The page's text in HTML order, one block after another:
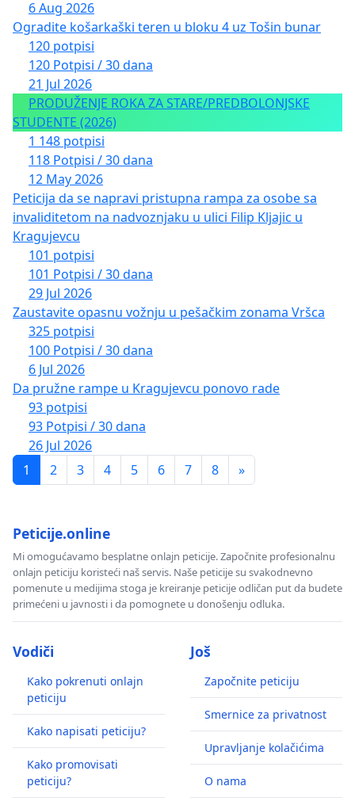
6 Aug 2026
Ogradite košarkaški teren u bloku 4 uz Tošin bunar
120 potpisi
120 Potpisi / 30 dana
21 Jul 2026
PRODUŽENJE ROKA ZA STARE/PREDBOLONJSKE
STUDENTE (2026)
1 148 potpisi
118 Potpisi / 30 dana
12 May 2026
Peticija da se napravi pristupna rampa za osobe sa
invaliditetom na nadvoznjaku u ulici Filip Kljajic u
Kragujevcu
101 potpisi
101 Potpisi / 30 dana
29 Jul 2026
Zaustavite opasnu vožnju u pešačkim zonama Vršca
325 potpisi
100 Potpisi / 30 dana
6 Jul 2026
Da pružne rampe u Kragujevcu ponovo rade
93 potpisi
93 Potpisi / 30 dana
26 Jul 2026
1
2 3 4 5 6 7 8 »
Peticije.online
Mi omogućavamo besplatne onlajn peticije. Započnite profesionalnu
onlajn peticiju koristeći naš servis. Naše peticije su svakodnevno
pomenute u medijima stoga je kreiranje peticije odličan put da budete
primećeni u javnosti i da pomognete u donošenju odluka.
Vodiči
Kako pokrenuti onlajn
peticiju
Kako napisati peticiju?
Kako promovisati
peticiju?
Još
Započnite peticiju
Smernice za privatnost
Upravljanje kolačićima
O nama